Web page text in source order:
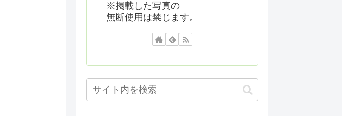
※掲載した写真の
無断使用は禁じます。